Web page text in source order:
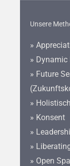
Unsere
»
»
» Future
»
» Konsent
»
»
» Open